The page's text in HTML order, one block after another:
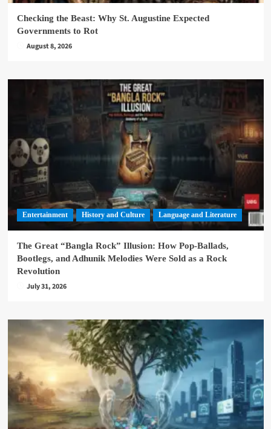
Checking the Beast: Why St. Augustine Expected
Governments to Rot
August 8, 2026
Entertainment History and Culture Language and Literature
The Great “Bangla Rock” Illusion: How Pop-Ballads,
Bootlegs, and Adhunik Melodies Were Sold as a Rock
Revolution
July 31, 2026